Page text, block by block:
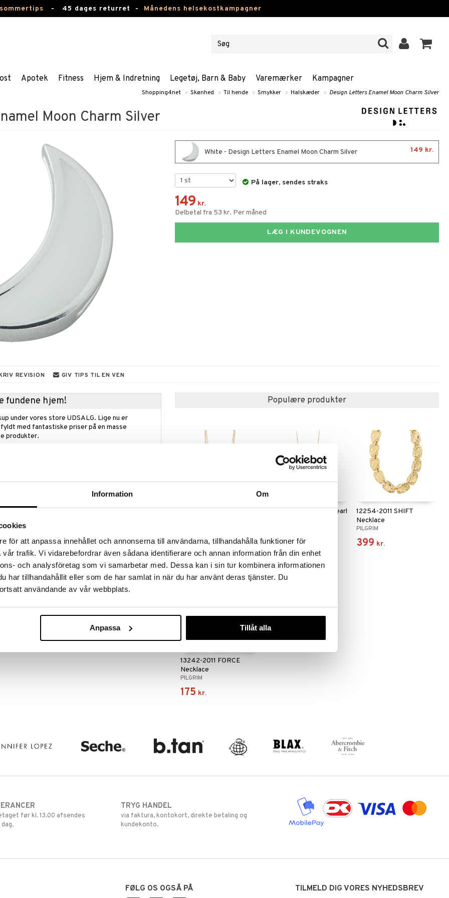
Information Om
för att anpassa innehållet och annonserna till användarna, tillhandahålla funktioner för
trafik. Vi vidarebefordrar även sådana identifierare och annan information från din enhet
och analysföretag som vi samarbetar med. Dessa kan i sin tur kombinera informationen
har tillhandahållit eller som de har samlat in när du har använt deras tjänster. Du
användande av vår webbplats.
Anpassa Tillåt alla
- 45 dages returret - Månedens helsekostkampagner
Apotek Fitness Hjem & Indretning Legetøj, Barn & Baby Varemærker Kampagner
Shopping4net » Skønhed » Til hende » Smykker » Halskæder » Design Letters Enamel Moon Charm Silver
Moon Charm Silver
White - Design Letters Enamel Moon Charm Silver 149 kr.
På lager, sendes straks
149 kr.
Delbetal fra 53 kr. Per måned
LÆG I KUNDEVOGNEN
REVISION GIV TIPS TIL EN VEN
fundene hjem!
under vores store UDSALG. Lige nu er
med fantastiske priser på en masse
produkter.
haves!
Silver er et fint vedhæng i 925 sterlingsølv og
til halskæderne fra Design Letters og kan
de øvrige vedhæng fra Design Letters.
Populære produkter
499 kr.
12243-2001 TRUST Pearl
269 kr.
12254-2011 SHIFT
Necklace
PILGRIM
399 kr.
13242-2011 FORCE
Necklace
PILGRIM
175 kr.
før kl. 13.00 afsendes
TRYG HANDEL
via faktura, kontokort, direkte betaling og
kundekonto.
FØLG OS OGSÅ PÅ TILMELD DIG VORES NYHEDSBREV